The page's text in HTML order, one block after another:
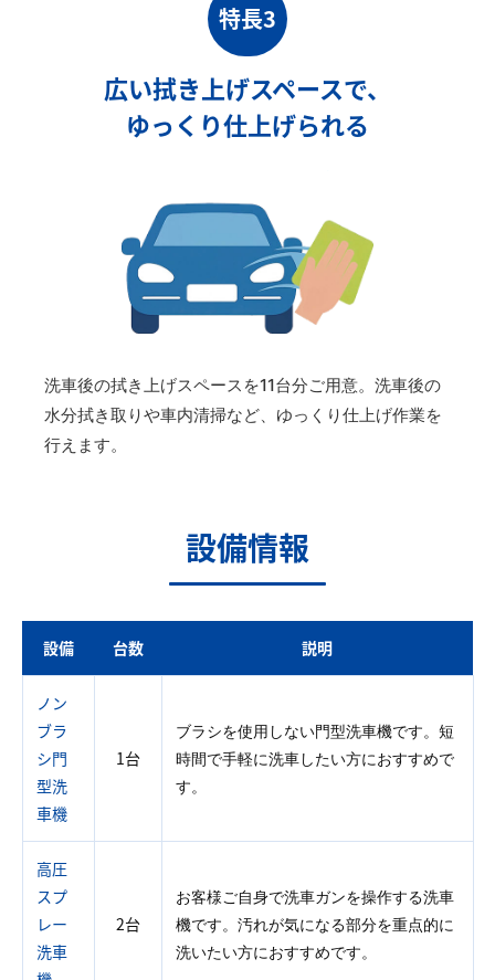
特長3
広い拭き上げスペースで、
ゆっくり仕上げられる
洗車後の拭き上げスペースを11台分ご用意。洗車後の
水分拭き取りや車内清掃など、ゆっくり仕上げ作業を
行えます。
設備情報
設備 台数 説明
ノン
ブラ
シ門
型洗
車機
1台
ブラシを使用しない門型洗車機です。短
時間で手軽に洗車したい方におすすめで
す。
高圧
スプ
レー
洗車
2台
お客様ご自身で洗車ガンを操作する洗車
機です。汚れが気になる部分を重点的に
洗いたい方におすすめです。